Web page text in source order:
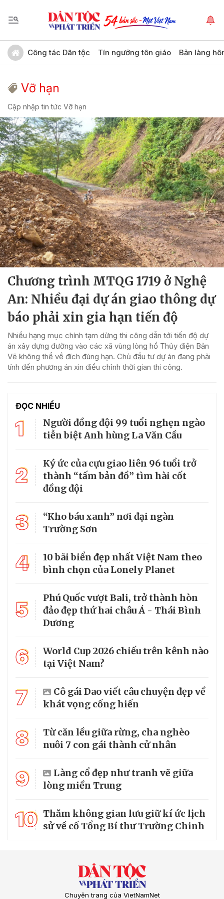
Công tác Dân tộc Tín ngưỡng tôn giáo Bản làng
Vỡ hạn
Cập nhập tin tức Vỡ hạn
Chương trình MTQG 1719 ở Nghệ
An: Nhiều đại dự án giao thông dự
báo phải xin gia hạn tiến độ
Nhiều hạng mục chính tạm dừng thi công dẫn tới tiến độ dự
án xây dựng đường vào các xã vùng lòng hồ Thủy điện Bản
Vẽ không thể về đích đúng hạn. Chủ đầu tư dự án đang phải
tính đến phương án xin điều chỉnh thời gian thi công.
ĐỌC NHIỀU
1
Người đồng đội 99 tuổi nghẹn ngào
tiễn biệt Anh hùng La Văn Cầu
2
Ký ức của cựu giao liên 96 tuổi trở
thành “tấm bản đồ” tìm hài cốt
đồng đội
3
“Kho báu xanh” nơi đại ngàn
Trường Sơn
4
10 bãi biển đẹp nhất Việt Nam theo
bình chọn của Lonely Planet
5
Phú Quốc vượt Bali, trở thành hòn
đảo đẹp thứ hai châu Á - Thái Bình
Dương
6
World Cup 2026 chiếu trên kênh nào
tại Việt Nam?
7
Cô gái Dao viết câu chuyện đẹp về
khát vọng cống hiến
8
Từ căn lều giữa rừng, cha nghèo
nuôi 7 con gái thành cử nhân
9
Làng cổ đẹp như tranh vẽ giữa
lòng miền Trung
10 Thăm không gian lưu giữ kí ức lịch
sử về cố Tổng Bí thư Trường Chinh
Chuyên trang của VietNamNet